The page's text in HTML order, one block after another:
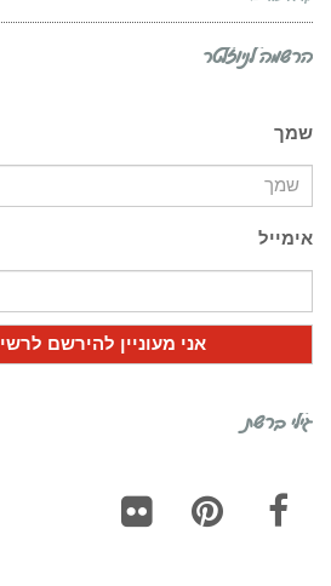
הרשמה לניוזלטר
שמך
אימייל
גילי ברשת